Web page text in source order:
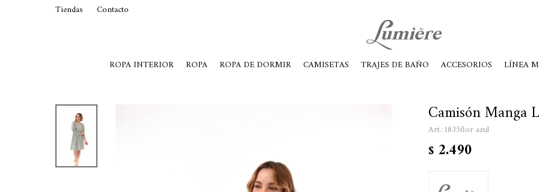
ROPA INTERIOR ROPA ROPA DE DORMIR CAMISETAS TRAJES DE BAÑO ACCESORIOS LÍNEA
Tiendas Contacto
Camisón Manga
1835flor azul
$ 2.490